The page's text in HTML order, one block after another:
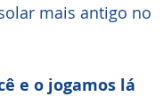
mais antigo no
e o jogamos lá